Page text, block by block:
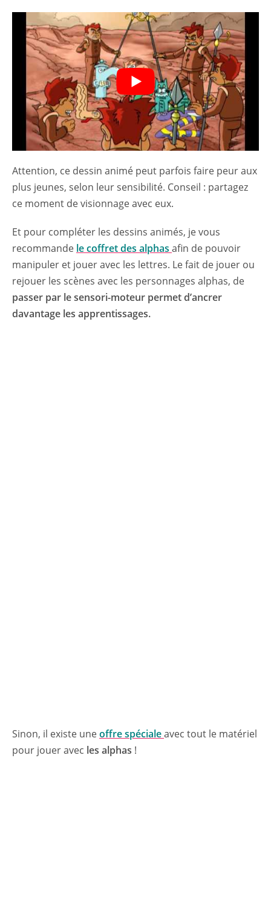
Attention, ce dessin animé peut parfois faire peur aux
plus jeunes, selon leur sensibilité. Conseil : partagez
ce moment de visionnage avec eux.
Et pour compléter les dessins animés, je vous
recommande le coffret des alphas afin de pouvoir
manipuler et jouer avec les lettres. Le fait de jouer ou
rejouer les scènes avec les personnages alphas, de
passer par le sensori-moteur permet d’ancrer
davantage les apprentissages.
Sinon, il existe uneoffre spécialeavec tout le matériel
pour jouer avec les alphas !